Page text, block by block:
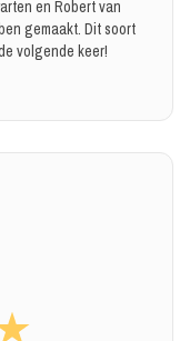
en Robert van
gemaakt. Dit soort
volgende keer!